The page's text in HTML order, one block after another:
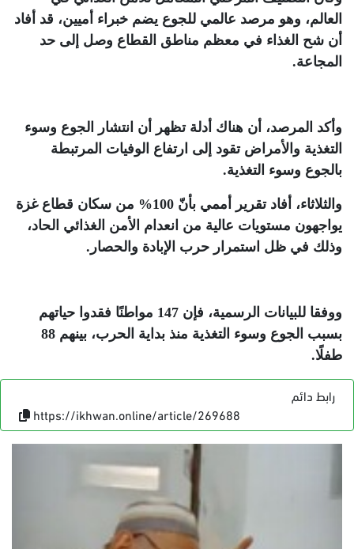
العالم، وهو مرصد عالمي للجوع يضم خبراء أميين، قد أفاد
أن شح الغذاء في معظم مناطق القطاع وصل إلى حد
المجاعة.
وأكد المرصد، أن هناك أدلة تظهر أن انتشار الجوع وسوء
التغذية والأمراض تقود إلى ارتفاع الوفيات المرتبطة
بالجوع وسوء التغذية.
والثلاثاء، أفاد تقرير أممي بأنّ 100% من سكان قطاع غزة
يواجهون مستويات عالية من انعدام الأمن الغذائي الحاد،
وذلك في ظل استمرار حرب الإبادة والحصار .
ووفقا للبيانات الرسمية، فإن 147 مواطنًا فقدوا حياتهم
بسبب الجوع وسوء التغذية منذ بداية الحرب، بينهم 88
طفلًا.
رابط دائم
https://ikhwan.online/article/269688